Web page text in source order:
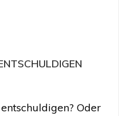
Oder